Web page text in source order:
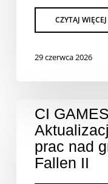
29 czerwca 2026
CI
prac nad
Fallen II